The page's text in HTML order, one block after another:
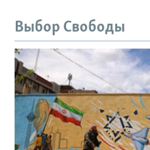
Выбор Свободы